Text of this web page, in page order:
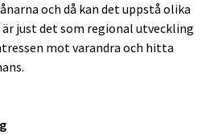
och då kan det uppstå olika
just det som regional utveckling
mot varandra och hitta